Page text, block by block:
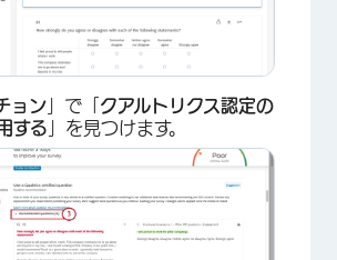
ョン 」で「 クアルトリクス認定の
する 」を見つけます。